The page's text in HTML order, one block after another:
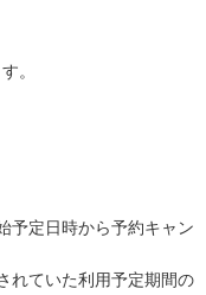
。
定日時から予約キャン
ていた利用予定期間の